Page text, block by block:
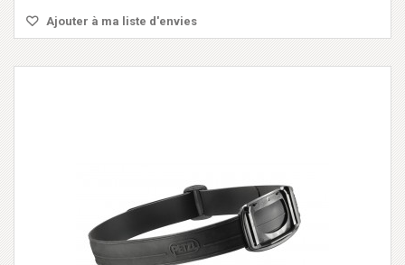
Ajouter à ma liste d'envies